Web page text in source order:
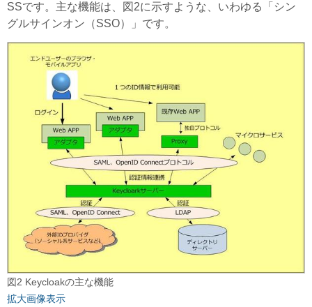
SSです。主な機能は、図2に示すような、いわゆる「シン
グルサインオン（SSO）」です。
図2 Keycloakの主な機能
拡大画像表示